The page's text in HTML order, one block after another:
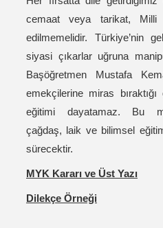
cemaat veya tarikat, Milli
edilmemelidir. Türkiye’nin
siyasi çıkarlar uğruna
Başöğretmen Mustafa
emekçilerine miras bıraktığı
eğitimi dayatamaz. Bu
çağdaş, laik ve bilimsel
sürecektir.
MYK Kararı ve Üst Yazı
Dilekçe Örneği